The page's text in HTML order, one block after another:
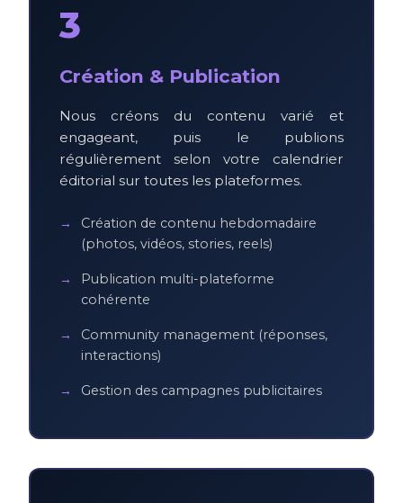
3
Création & Publication
Nous créons du contenu varié et
engageant, puis le publions
régulièrement selon votre calendrier
éditorial sur toutes les plateformes.
Création de contenu hebdomadaire
(photos, vidéos, stories, reels)
Publication multi-plateforme
cohérente
Community management (réponses,
interactions)
Gestion des campagnes publicitaires